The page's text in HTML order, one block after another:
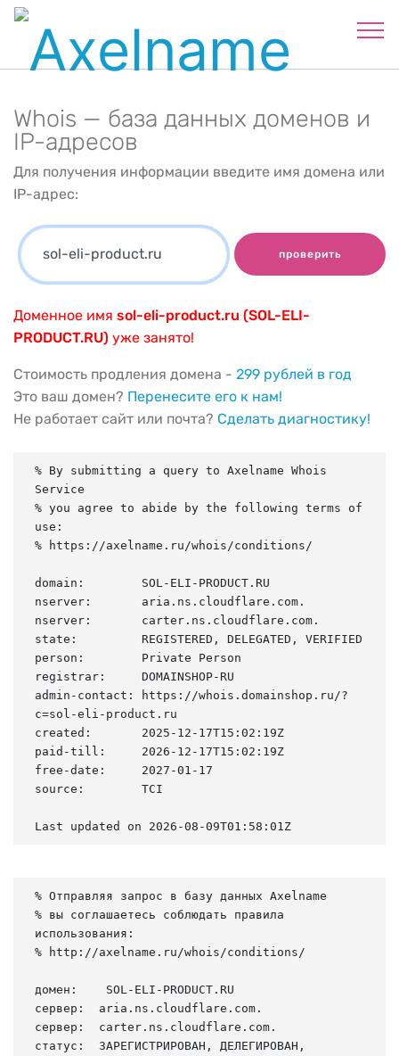
Whois — база данных доменов и
IP-адресов
Для получения информации введите имя домена или
IP-адрес:
проверить
Доменное имя sol-eli-product.ru (SOL-ELI-
PRODUCT.RU) уже занято!
Стоимость продления домена - 299 рублей в год
Это ваш домен? Перенесите его к нам!
Не работает сайт или почта? Сделать диагностику!
% By submitting a query to Axelname Whois
Service
% you agree to abide by the following terms of
use:
% https://axelname.ru/whois/conditions/
domain:        SOL-ELI-PRODUCT.RU
nserver:       aria.ns.cloudflare.com.
nserver:       carter.ns.cloudflare.com.
state:         REGISTERED, DELEGATED, VERIFIED
person:        Private Person
registrar:     DOMAINSHOP-RU
admin-contact: https://whois.domainshop.ru/?
c=sol-eli-product.ru
created:       2025-12-17T15:02:19Z
paid-till:     2026-12-17T15:02:19Z
free-date:     2027-01-17
source:        TCI
Last updated on 2026-08-09T01:58:01Z
% Отправляя запрос в базу данных Axelname
% вы соглашаетесь соблюдать правила
использования:
% http://axelname.ru/whois/conditions/
домен:    SOL-ELI-PRODUCT.RU
сервер:  aria.ns.cloudflare.com.
сервер:  carter.ns.cloudflare.com.
статус:  ЗАРЕГИСТРИРОВАН, ДЕЛЕГИРОВАН,